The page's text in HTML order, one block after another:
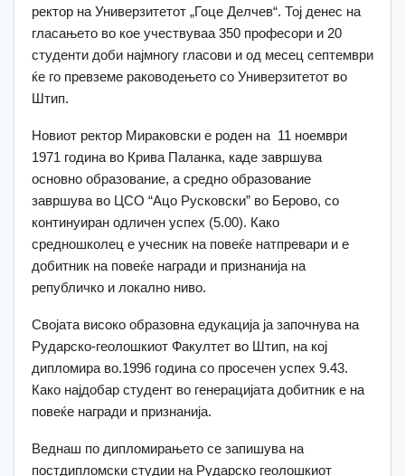
ректор на Универзитетот „Гоце Делчев“. Тој денес на
гласањето во кое учествуваа 350 професори и 20
студенти доби најмногу гласови и од месец септември
ќе го превземе раководењето со Универзитетот во
Штип.
Новиот ректор Мираковски е роден на 11 ноември
1971 година во Крива Паланка, каде завршува
основно образование, а средно образование
завршува во ЦСО “Ацо Русковски” во Берово, со
континуиран одличен успех (5.00). Како
средношколец е учесник на повеќе натпревари и е
добитник на повеќе награди и признанија на
републичко и локално ниво.
Својата високо образовна едукација ја започнува на
Рударско-геолошкиот Факултет во Штип, на кој
дипломира во.1996 година со просечен успех 9.43.
Како најдобар студент во генерацијата добитник е на
повеќе награди и признанија.
Веднаш по дипломирањето се запишува на
постдипломски студии на Рударско геолошкиот